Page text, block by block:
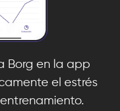
Borg en la app
el estrés